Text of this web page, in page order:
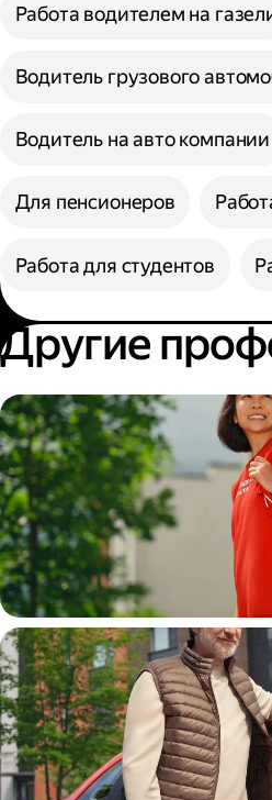
Работа водителем на
Водитель грузового
Водитель на авто компании
Для пенсионеров
Работа для студентов
Другие
Пеший курьер